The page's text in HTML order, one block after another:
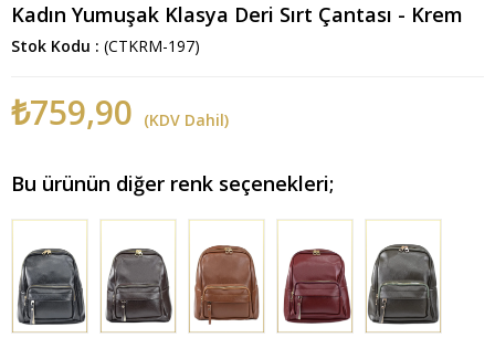
Kadın Yumuşak Klasya Deri Sırt Çantası - Krem
Stok Kodu (CTKRM-197)
₺759,90 (KDV Dahil)
Bu ürünün diğer renk seçenekleri;